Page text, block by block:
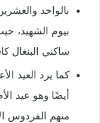
بالواحد
بيوم الشهيد،
ساكني البنغال
كما يرد العيد
أيضًا وهو عيد
منهم الفردوس